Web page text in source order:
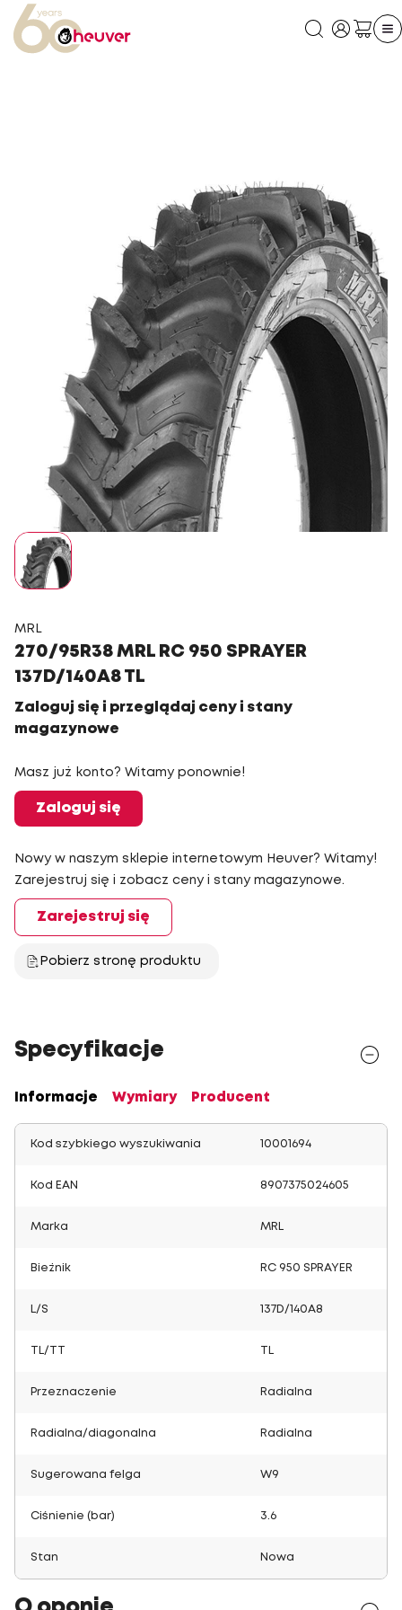
MRL
270/95R38 MRL RC 950 SPRAYER
137D/140A8 TL
Zaloguj się i przeglądaj ceny i stany
magazynowe
Masz już konto? Witamy ponownie!
Zaloguj się
Nowy w naszym sklepie internetowym Heuver? Witamy!
Zarejestruj się i zobacz ceny i stany magazynowe.
Zarejestruj się
Pobierz stronę produktu
Specyfikacje
Informacje Wymiary Producent
Kod szybkiego wyszukiwania 10001694
Kod EAN 8907375024605
Marka MRL
Bieżnik RC 950 SPRAYER
L/S 137D/140A8
TL/TT
Przeznaczenie Radialna
Radialna/diagonalna Radialna
Sugerowana felga W9
Ciśnienie (bar) 3.6
Stan Nowa